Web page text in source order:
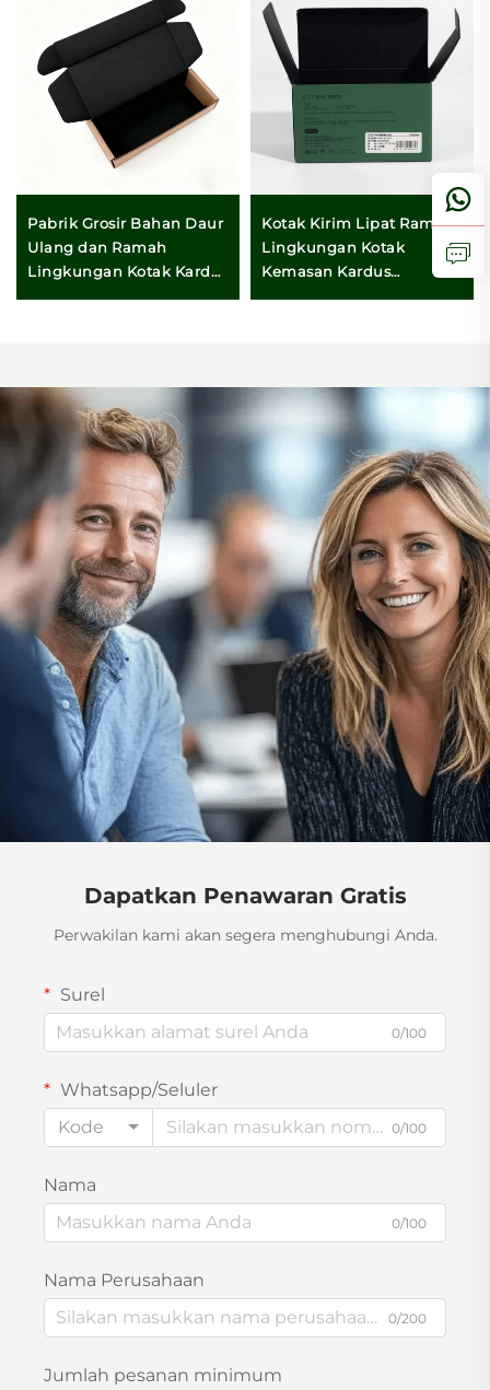
Pabrik Grosir Bahan Daur
Ulang dan Ramah
Lingkungan Kotak Kardus
Kotak Kirim Lipat Ramah
Lingkungan Kotak
Kemasan Kardus
Dapatkan Penawaran Gratis
Perwakilan kami akan segera menghubungi Anda.
Surel
0/100
Whatsapp/Seluler
Kode
0/100
Nama
0/100
Nama Perusahaan
0/200
Jumlah pesanan minimum